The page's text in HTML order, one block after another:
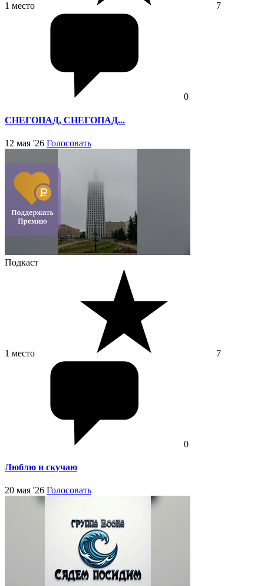
1 место 7
0
СНЕГОПАД, СНЕГОПАД...
12 мая '26 Голосовать
Подкаст
1 место 7
0
Люблю и скучаю
20 мая '26 Голосовать